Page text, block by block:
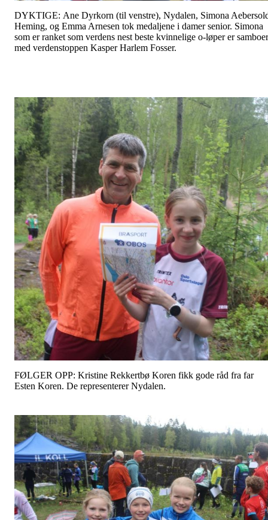
DYKTIGE: Ane Dyrkorn (til venstre), Nydalen, Simona
Heming, og Emma Arnesen tok medaljene i damer senior. Simona
som er ranket som verdens nest beste kvinnelige o-løper er samboer
med verdenstoppen Kasper Harlem Fosser.
FØLGER OPP: Kristine Rekkertbø Koren fikk gode råd fra far
Esten Koren. De representerer Nydalen.